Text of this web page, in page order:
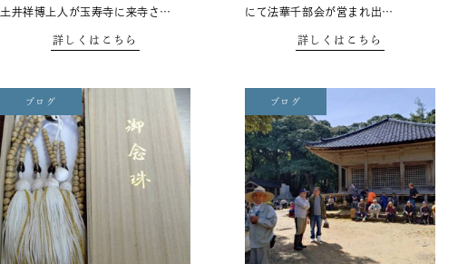
土井祥博上人が玉寿寺に来寺さ…
詳しくはこちら
にて法華千部会が営まれ出…
詳しくはこちら
ブログ ブログ